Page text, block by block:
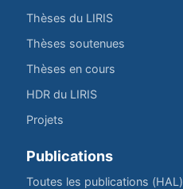
Thèses du LIRIS
Thèses soutenues
Thèses en cours
HDR du LIRIS
Projets
Publications
Toutes les publications (HAL)